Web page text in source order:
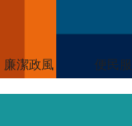
廉潔政風 便民